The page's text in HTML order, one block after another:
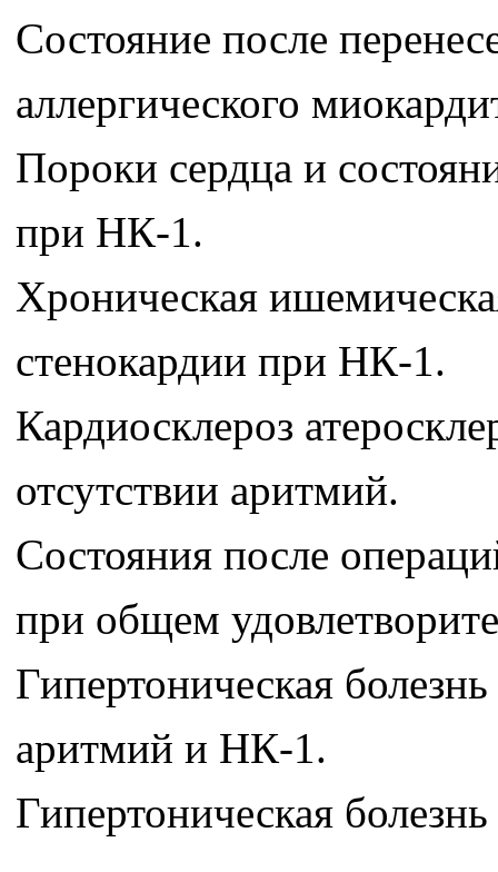
Состояние после
аллергического
Пороки сердца и
при НК-1.
Хроническая
стенокардии при НК-1.
Кардиосклероз
отсутствии аритмий.
Состояния после
при общем
Гипертоническая
аритмий и НК-1.
Гипертоническая